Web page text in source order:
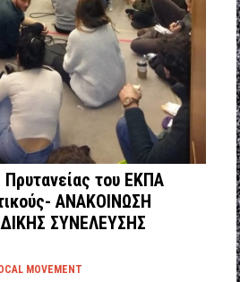
του ΕΚΠΑ
ΑΝΑΚΟΙΝΩΣΗ
ΣΥΝΕΛΕΥΣΗΣ
MOVEMENT